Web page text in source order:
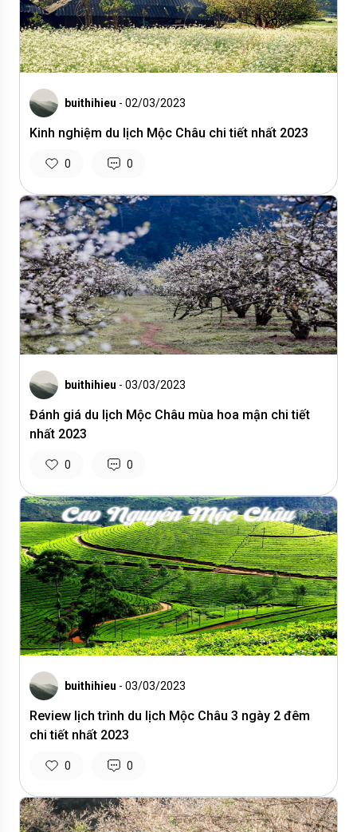
buithihieu - 02/03/2023
Kinh nghiệm du lịch Mộc Châu chi tiết nhất 2023
0 0
buithihieu - 03/03/2023
Đánh giá du lịch Mộc Châu mùa hoa mận chi tiết
nhất 2023
0 0
buithihieu - 03/03/2023
Review lịch trình du lịch Mộc Châu 3 ngày 2 đêm
chi tiết nhất 2023
0 0